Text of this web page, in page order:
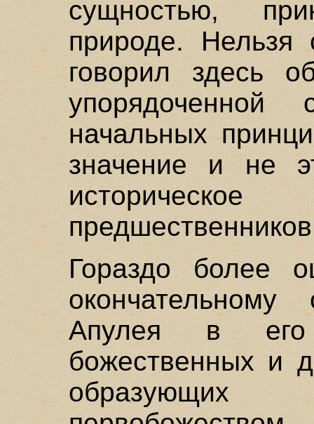
сущностью,
природе. Нельзя
говорил здесь
упорядоченной
начальных
значение и не
Гораздо более
Апулея в его
божественных и